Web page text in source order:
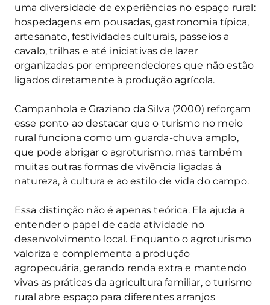
uma diversidade de experiências no espaço rural:
hospedagens em pousadas, gastronomia típica,
artesanato, festividades culturais, passeios a
cavalo, trilhas e até iniciativas de lazer
organizadas por empreendedores que não estão
ligados diretamente à produção agrícola.
Campanhola e Graziano da Silva (2000) reforçam
esse ponto ao destacar que o turismo no meio
rural funciona como um guarda-chuva amplo,
que pode abrigar o agroturismo, mas também
muitas outras formas de vivência ligadas à
natureza, à cultura e ao estilo de vida do campo.
Essa distinção não é apenas teórica. Ela ajuda a
entender o papel de cada atividade no
desenvolvimento local. Enquanto o agroturismo
valoriza e complementa a produção
agropecuária, gerando renda extra e mantendo
vivas as práticas da agricultura familiar, o turismo
rural abre espaço para diferentes arranjos